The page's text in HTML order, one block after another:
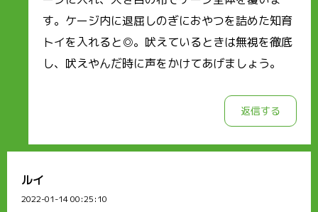
す。ケージ内に退屈しのぎにおやつを詰めた知育
トイを入れると◎。吠えているときは無視を徹底
し、吠えやんだ時に声をかけてあげましょう。
返信する
ルイ
2022-01-14 00:25:10